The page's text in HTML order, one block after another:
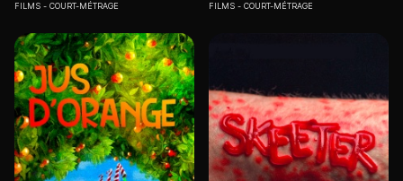
FILMS COURT-MÉTRAGE FILMS COURT-MÉTRAGE